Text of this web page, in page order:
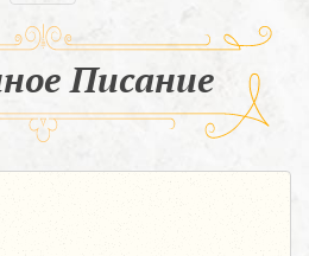
Писание